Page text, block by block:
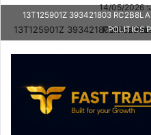
2026 05 13T125901Z 393421803
POLITICS